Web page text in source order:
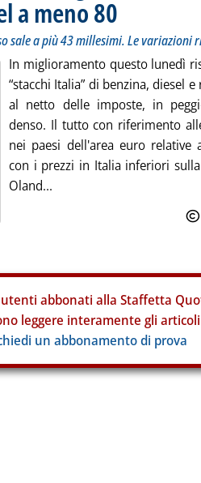
a meno 80
sale a più 43 millesimi. Le
In miglioramento questo lunedì
“stacchi Italia” di benzina, diesel
al netto delle imposte, in
denso. Il tutto con riferimento
nei paesi dell'area euro relative
con i prezzi in Italia inferiori
Oland...
utenti abbonati alla Staffetta
leggere interamente gli
un abbonamento di prova
notizia